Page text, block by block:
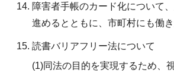
障害者手帳のカード化について
進めるとともに、市町村にも働き
読書バリアフリー法について
(1)同法の目的を実現するため、